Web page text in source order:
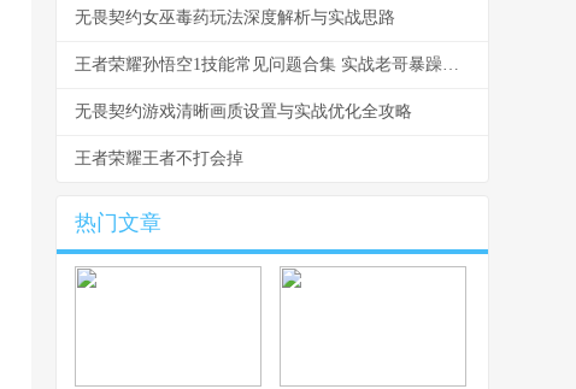
无畏契约女巫毒药玩法深度解析与实战思路
王者荣耀孙悟空1技能常见问题合集 实战老哥暴躁解答不废话版
无畏契约游戏清晰画质设置与实战优化全攻略
王者荣耀王者不打会掉
热门文章